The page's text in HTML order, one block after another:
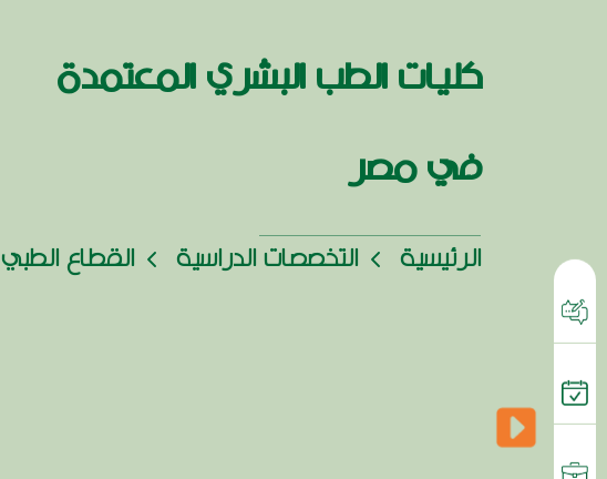
كليات الطب البشري المعتمدة
في مصر
الرئيسية التخصصات الدراسية القطاع الطبي